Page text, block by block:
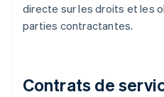
directe sur les droits et les
parties contractantes.
Contrats de